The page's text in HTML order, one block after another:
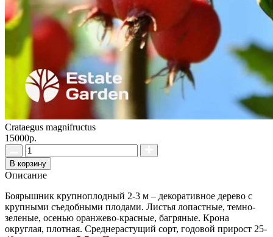
Crataegus magnifructus
15000р.
В корзину
Описание
Боярышник крупноплодный 2-3 м – декоративное дерево с
крупными съедобными плодами. Листья лопастные, темно-
зеленые, осенью оранжево-красные, багряные. Крона
округлая, плотная. Среднерастущий сорт, годовой прирост 25-